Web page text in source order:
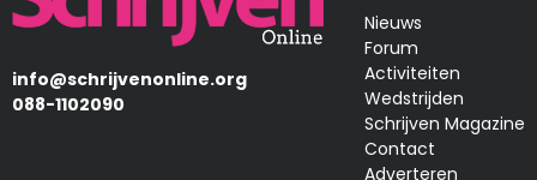
info@schrijvenonline.org
088-1102090
Nieuws
Forum
Activiteiten
Wedstrijden
Schrijven Magazine
Contact
Adverteren